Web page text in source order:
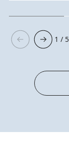
1 / 5